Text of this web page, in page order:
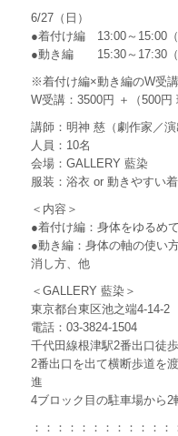
せ
は
6/27（日）
●着付け編 13:00～15:00（
●動き編 15:30～17:30（
※着付け編×動き編のW受講
W受講：3500円 ＋（500円
講師：明神 慈（劇作家／
人員：10名
会場：GALLERY 藍染
服装：浴衣 or 動きやすい
＜内容＞
●着付け編：身体をゆるめ
●動き編：身体の軸の使い
消し方、他
＜GALLERY 藍染＞
東京都台東区池之端4-14-2
電話：03-3824-1504
千代田線根津駅2番出口徒
2番出口を出て横断歩道を
進
4ブロック目の駐車場から2
：：：：：：：：：：：